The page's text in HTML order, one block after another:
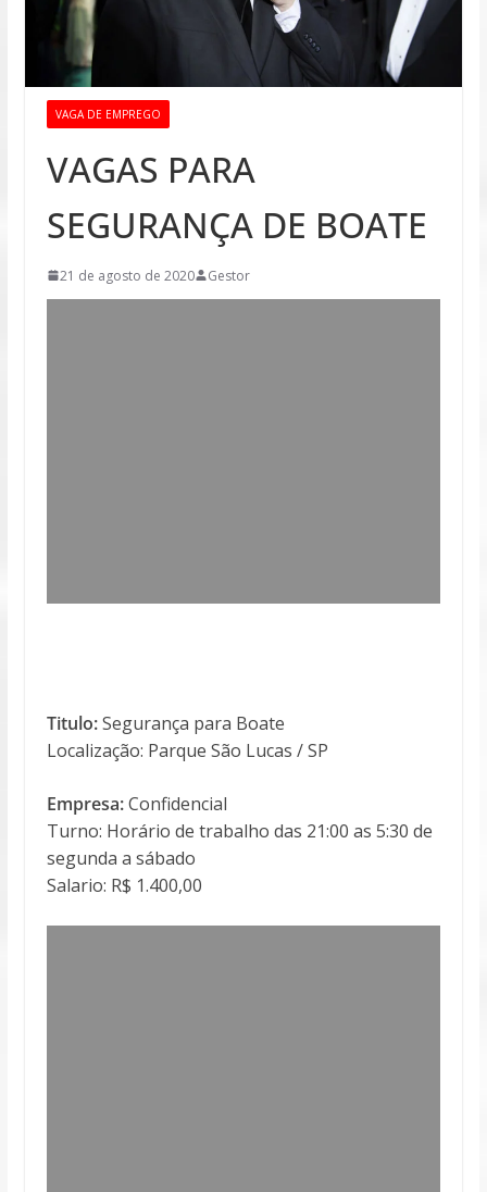
VAGA DE EMPREGO
VAGAS PARA
SEGURANÇA DE BOATE
21 de agosto de 2020 Gestor
Titulo:Segurança para Boate
Localização: Parque São Lucas / SP
Empresa:Confidencial
Turno: Horário de trabalho das 21:00 as 5:30 de
segunda a sábado
Salario: R$ 1.400,00